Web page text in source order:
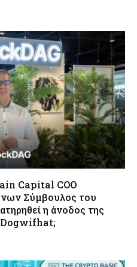
Capital COO
Σύμβουλος του
η άνοδος της
Dogwifhat;